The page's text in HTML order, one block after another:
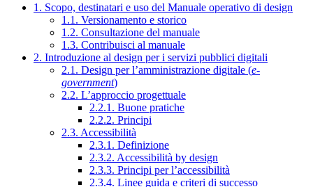
1. Scopo, destinatari e uso del Manuale operativo di design
1.1. Versionamento e storico
1.2. Consultazione del manuale
1.3. Contribuisci al manuale
2. Introduzione al design per i servizi pubblici digitali
2.1. Design per l’amministrazione digitale (e-
government)
2.2. L’approccio progettuale
2.2.1. Buone pratiche
2.2.2. Principi
2.3. Accessibilità
2.3.1. Definizione
2.3.2. Accessibilità by design
2.3.3. Principi per l’accessibilità
2.3.4. Linee guida e criteri di successo